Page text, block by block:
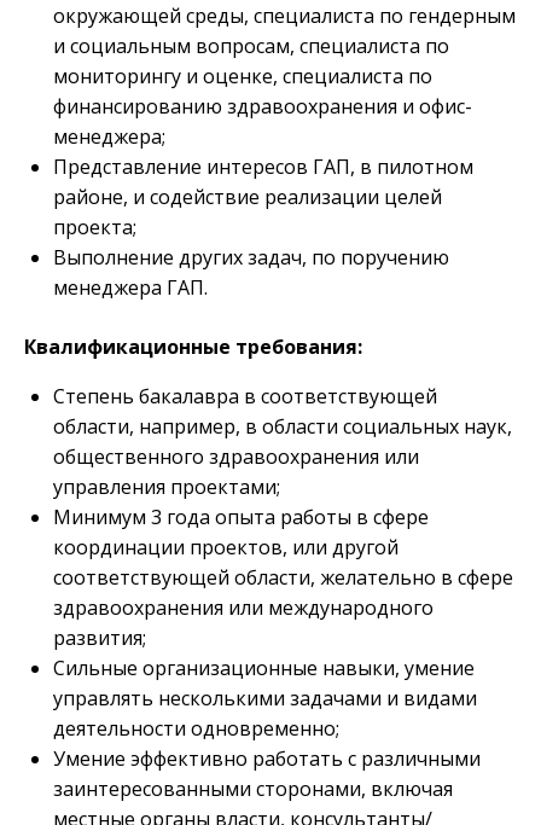
окружающей среды, специалиста по гендерным
и социальным вопросам, специалиста по
мониторингу и оценке, специалиста по
финансированию здравоохранения и офис-
менеджера;
Представление интересов ГАП, в пилотном
районе, и содействие реализации целей
проекта;
Выполнение других задач, по поручению
менеджера ГАП.
Квалификационные требования:
Степень бакалавра в соответствующей
области, например, в области социальных наук,
общественного здравоохранения или
управления проектами;
Минимум 3 года опыта работы в сфере
координации проектов, или другой
соответствующей области, желательно в сфере
здравоохранения или международного
развития;
Сильные организационные навыки, умение
управлять несколькими задачами и видами
деятельности одновременно;
Умение эффективно работать с различными
заинтересованными сторонами, включая
местные органы власти, консультанты/